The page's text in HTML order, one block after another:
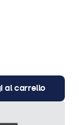
al carrello